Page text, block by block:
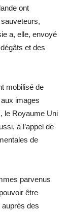
ont
a, elle, envoyé
et des
mobilisé de
images
le Royaume Uni
à l’appel de
de
parvenus
être
des